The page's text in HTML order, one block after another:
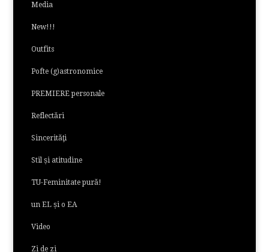
Media
New!!!
Outfits
Pofte (g)astronomice
PREMIERE personale
Reflectări
Sincerităţi
Stil și atitudine
TU-Feminitate pură!
un EL și o EA
Video
Zi de zi